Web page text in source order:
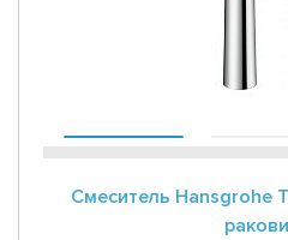
Смеситель Hansgrohe